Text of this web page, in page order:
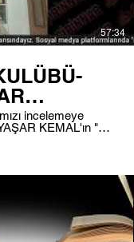
57:34
incelemeye
izleyebilirsiniz.
#Şirinnar